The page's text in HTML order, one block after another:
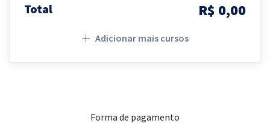
Total R$ 0,00
Adicionar mais cursos
Forma de pagamento